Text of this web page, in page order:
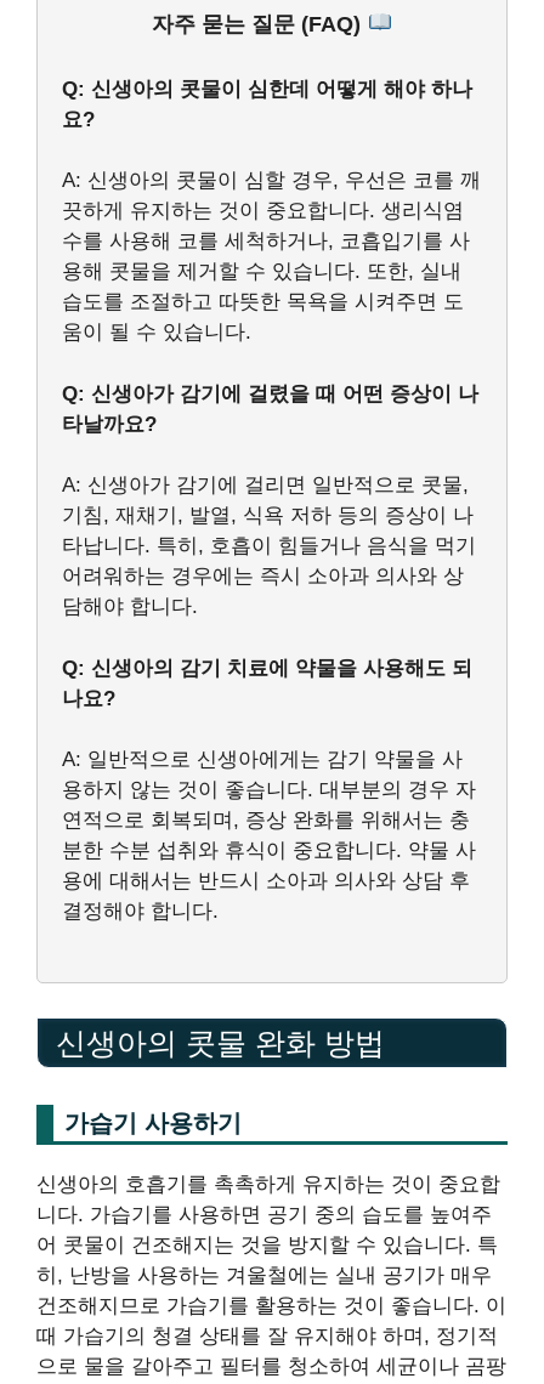
자주 묻는 질문 (FAQ)
Q: 신생아의 콧물이 심한데 어떻게 해야 하나
요?
A: 신생아의 콧물이 심할 경우, 우선은 코를 깨
끗하게 유지하는 것이 중요합니다. 생리식염
수를 사용해 코를 세척하거나, 코흡입기를 사
용해 콧물을 제거할 수 있습니다. 또한, 실내
습도를 조절하고 따뜻한 목욕을 시켜주면 도
움이 될 수 있습니다.
Q: 신생아가 감기에 걸렸을 때 어떤 증상이 나
타날까요?
A: 신생아가 감기에 걸리면 일반적으로 콧물,
기침, 재채기, 발열, 식욕 저하 등의 증상이 나
타납니다. 특히, 호흡이 힘들거나 음식을 먹기
어려워하는 경우에는 즉시 소아과 의사와 상
담해야 합니다.
Q: 신생아의 감기 치료에 약물을 사용해도 되
나요?
A: 일반적으로 신생아에게는 감기 약물을 사
용하지 않는 것이 좋습니다. 대부분의 경우 자
연적으로 회복되며, 증상 완화를 위해서는 충
분한 수분 섭취와 휴식이 중요합니다. 약물 사
용에 대해서는 반드시 소아과 의사와 상담 후
결정해야 합니다.
신생아의 콧물 완화 방법
가습기 사용하기
신생아의 호흡기를 촉촉하게 유지하는 것이 중요합
니다. 가습기를 사용하면 공기 중의 습도를 높여주
어 콧물이 건조해지는 것을 방지할 수 있습니다. 특
히, 난방을 사용하는 겨울철에는 실내 공기가 매우
건조해지므로 가습기를 활용하는 것이 좋습니다. 이
때 가습기의 청결 상태를 잘 유지해야 하며, 정기적
으로 물을 갈아주고 필터를 청소하여 세균이나 곰팡